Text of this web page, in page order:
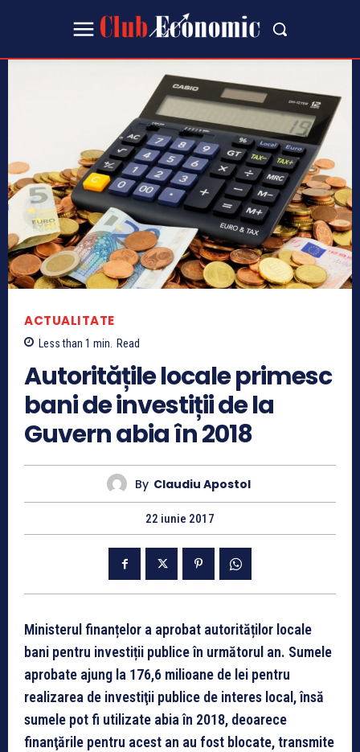
ACTUALITATE
Less than 1 min. Read
Autoritățile locale primesc
bani de investiții de la
Guvern abia în 2018
By Claudiu Apostol
22 iunie 2017
Ministerul finanțelor a aprobat autorităților locale
bani pentru investiții publice în următorul an. Sumele
aprobate ajung la 176,6 milioane de lei pentru
realizarea de investiţii publice de interes local, însă
sumele pot fi utilizate abia în 2018, deoarece
finanţările pentru acest an au fost blocate, transmite